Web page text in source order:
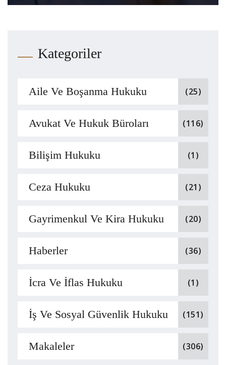
Kategoriler
Aile Ve Boşanma Hukuku (25)
Avukat Ve Hukuk Büroları (116)
Bilişim Hukuku (1)
Ceza Hukuku (21)
Gayrimenkul Ve Kira Hukuku (20)
Haberler (36)
İcra Ve İflas Hukuku (1)
İş Ve Sosyal Güvenlik Hukuku (151)
Makaleler (306)